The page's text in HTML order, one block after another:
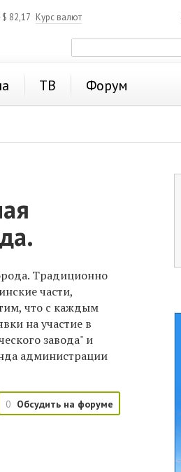
$ 82,17 Курс валют
ТВ Форум
Традиционно
части,
что с каждым
на участие в
завода" и
администрации
0 Обсудить на форуме